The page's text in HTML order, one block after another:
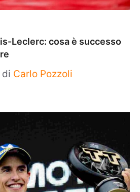
Leclerc: cosa è successo
di Carlo Pozzoli